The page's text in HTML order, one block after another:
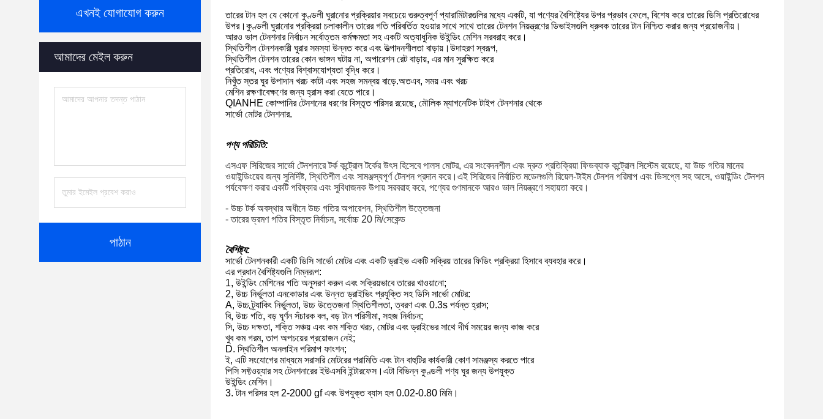
এখনই যোগাযোগ করুন
আমাদের মেইল ​​করুন
পাঠান
তারের টান হল যে কোনো কুণ্ডলী ঘুরানোর প্রক্রিয়ার সবচেয়ে গুরুত্বপূর্ণ প্যারামিটারগুলির মধ্যে একটি, যা পণ্যের বৈশিষ্ট্যের উপর প্রভাব ফেলে, বিশেষ করে তারের ডিসি প্রতিরোধের
উপর।কুণ্ডলী ঘুরানোর প্রক্রিয়া চলাকালীন তারের গতি পরিবর্তিত হওয়ার সাথে সাথে তারের টেনশন নিয়ন্ত্রণের ডিভাইসগুলি ধ্রুবক তারের টান নিশ্চিত করার জন্য প্রয়োজনীয়।
আরও ভাল টেনশনার নির্বাচন সর্বোত্তম কর্মক্ষমতা সহ একটি অত্যাধুনিক উইন্ডিং মেশিন সরবরাহ করে।
স্থিতিশীল টেনশনকারী ঘুরার সমস্যা উন্নত করে এবং উত্পাদনশীলতা বাড়ায়।উদাহরণ স্বরূপ,
স্থিতিশীল টেনশন তারের কোন ভাঙ্গন ঘটায় না, অপারেশন রেট বাড়ায়, এর মান সুরক্ষিত করে
প্রতিরোধ, এবং পণ্যের বিশ্বাসযোগ্যতা বৃদ্ধি করে।
নিখুঁত স্তর ঘুর উপাদান খরচ কাটা এবং সহজ সমন্বয় বাড়ে.অতএব, সময় এবং খরচ
মেশিন রক্ষণাবেক্ষণের জন্য হ্রাস করা যেতে পারে।
QIANHE কোম্পানির টেনশনের ধরণের বিস্তৃত পরিসর রয়েছে, মৌলিক ম্যাগনেটিক টাইপ টেনশনার থেকে
সার্ভো মোটর টেনশনার.
পণ্য পরিচিতি:
এসএফ সিরিজের সার্ভো টেনশনারে টর্ক কন্ট্রোল টর্কের উৎস হিসেবে পালস মোটর, এর সংবেদনশীল এবং দ্রুত প্রতিক্রিয়া ফিডব্যাক কন্ট্রোল সিস্টেম রয়েছে, যা উচ্চ গতির মানের
ওয়াইন্ডিংয়ের জন্য সুনির্দিষ্ট, স্থিতিশীল এবং সামঞ্জস্যপূর্ণ টেনশন প্রদান করে।এই সিরিজের নির্বাচিত মডেলগুলি রিয়েল-টাইম টেনশন পরিমাপ এবং ডিসপ্লে সহ আসে, ওয়াইন্ডিং টেনশন
পর্যবেক্ষণ করার একটি পরিষ্কার এবং সুবিধাজনক উপায় সরবরাহ করে, পণ্যের গুণমানকে আরও ভাল নিয়ন্ত্রণে সহায়তা করে।
- উচ্চ টর্ক অবস্থার অধীনে উচ্চ গতির অপারেশন, স্থিতিশীল উত্তেজনা
- তারের ভ্রমণ গতির বিস্তৃত নির্বাচন, সর্বোচ্চ 20 মি/সেকেন্ড
বৈশিষ্ট্য:
সার্ভো টেনশনকারী একটি ডিসি সার্ভো মোটর এবং একটি ড্রাইভ একটি সক্রিয় তারের ফিডিং প্রক্রিয়া হিসাবে ব্যবহার করে।
এর প্রধান বৈশিষ্ট্যগুলি নিম্নরূপ:
1, উইন্ডিং মেশিনের গতি অনুসরণ করুন এবং সক্রিয়ভাবে তারের খাওয়ানো;
2, উচ্চ নির্ভুলতা এনকোডার এবং উন্নত ড্রাইভিং প্রযুক্তি সহ ডিসি সার্ভো মোটর:
A, উচ্চ ট্র্যাকিং নির্ভুলতা, উচ্চ উত্তেজনা স্থিতিশীলতা, ত্বরণ এবং 0.3s পর্যন্ত হ্রাস;
বি, উচ্চ গতি, বড় ঘূর্ণন সঁচারক বল, বড় টান পরিসীমা, সহজ নির্বাচন;
সি, উচ্চ দক্ষতা, শক্তি সঞ্চয় এবং কম শক্তি খরচ, মোটর এবং ড্রাইভের সাথে দীর্ঘ সময়ের জন্য কাজ করে
খুব কম গরম, তাপ অপচয়ের প্রয়োজন নেই;
D. স্থিতিশীল অনলাইন পরিমাপ ফাংশন;
ই, এটি সংযোগের মাধ্যমে সরাসরি মোটরের পরামিতি এবং টান বাহুটির কার্যকারী কোণ সামঞ্জস্য করতে পারে
পিসি সফ্টওয়্যার সহ টেনশনারের ইউএসবি ইন্টারফেস।এটা বিভিন্ন কুণ্ডলী পণ্য ঘুর জন্য উপযুক্ত
উইন্ডিং মেশিন।
3. টান পরিসর হল 2-2000 gf এবং উপযুক্ত ব্যাস হল 0.02-0.80 মিমি।